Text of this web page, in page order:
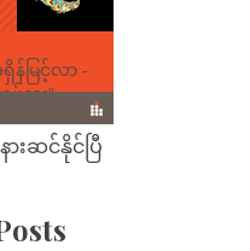
ားဆင်နိုင်ပြီ